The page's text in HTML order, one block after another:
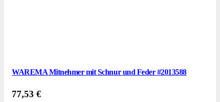
WAREMA Mitnehmer mit Schnur und Feder #2013588
77,53 €